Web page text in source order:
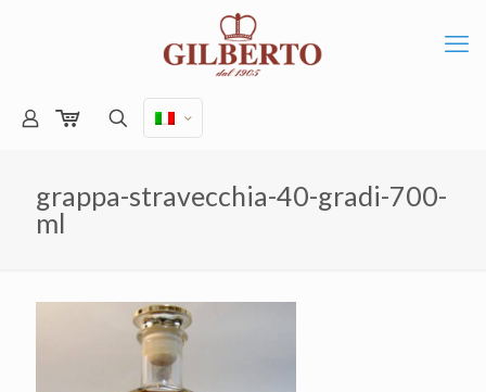
grappa-stravecchia-40-gradi-700-
ml